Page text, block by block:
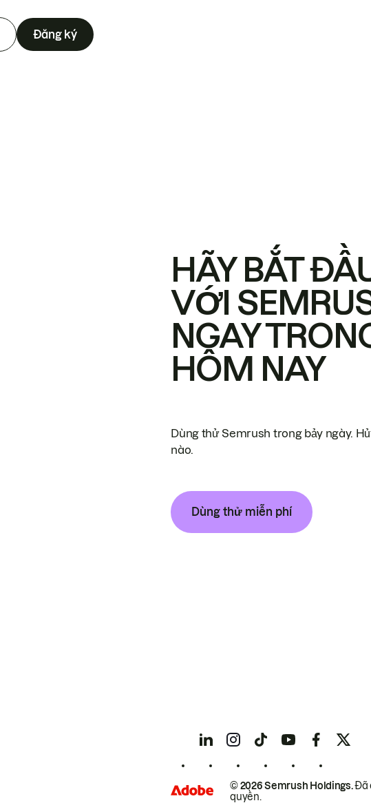
Đăng ký
HÃY BẮT
VỚI
NGAY
HÔM NAY
Dùng thử Semrush trong bảy ngày.
nào.
Dùng thử miễn phí
© 2026 Semrush Holdings.Đã
quyền.